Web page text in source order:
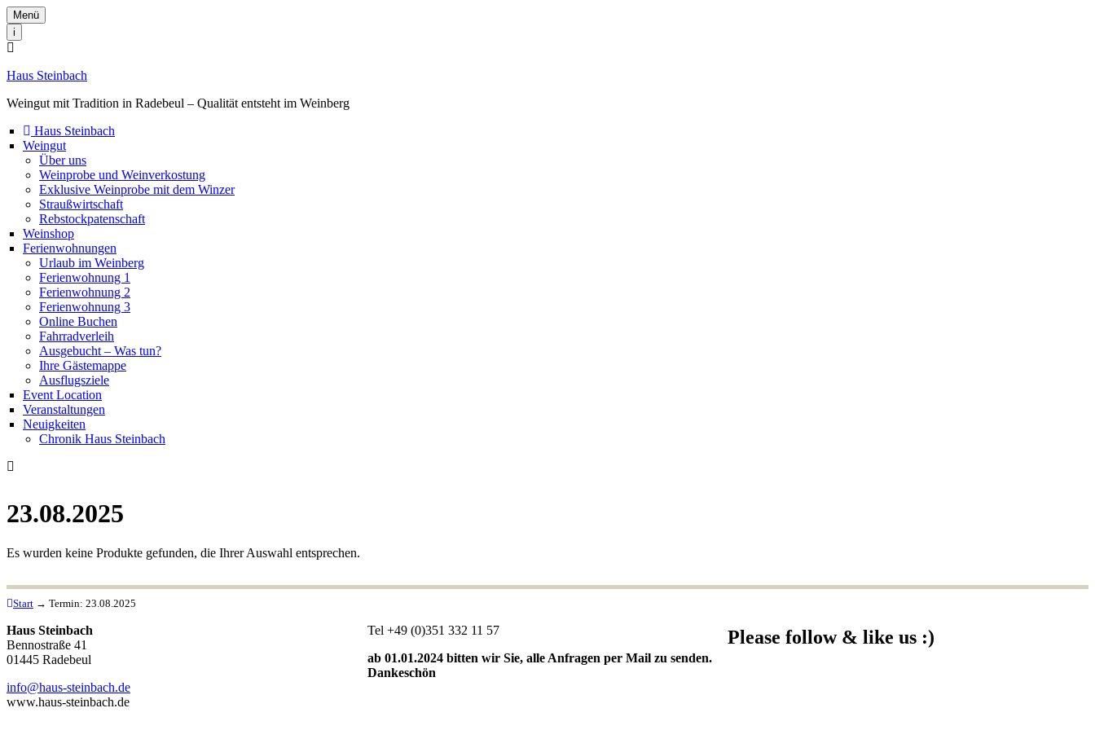
Menü
i
Haus Steinbach
Weingut mit Tradition in Radebeul – Qualität entsteht im Weinberg
Haus Steinbach
Weingut
Über uns
Weinprobe und Weinverkostung
Exklusive Weinprobe mit dem Winzer
Straußwirtschaft
Rebstockpatenschaft
Weinshop
Ferienwohnungen
Urlaub im Weinberg
Ferienwohnung 1
Ferienwohnung 2
Ferienwohnung 3
Online Buchen
Fahrradverleih
Ausgebucht – Was tun?
Ihre Gästemappe
Ausflugsziele
Event Location
Veranstaltungen
Neuigkeiten
Chronik Haus Steinbach
23.08.2025
Es wurden keine Produkte gefunden, die Ihrer Auswahl entsprechen.
Start → Termin: 23.08.2025
Haus Steinbach
Bennostraße 41
01445 Radebeul
info@haus-steinbach.de
www.haus-steinbach.de
Tel +49 (0)351 332 11 57
ab 01.01.2024 bitten wir Sie, alle Anfragen per Mail zu senden.
Dankeschön
Please follow & like us :)